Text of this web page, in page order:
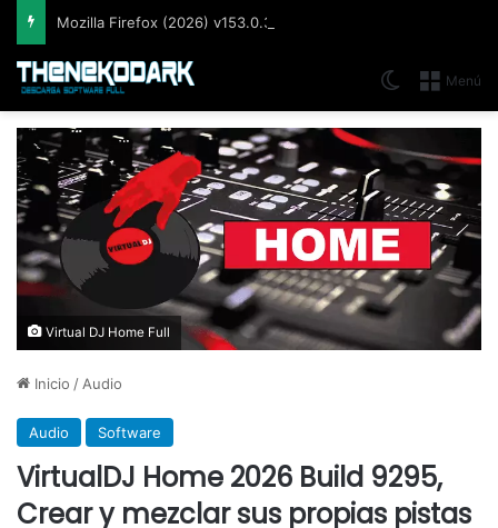
Menú
Switch skin
Virtual DJ Home Full
Inicio /Audio
Audio Software
VirtualDJ Home 2026 Build 9295,
Crear y mezclar sus propias pistas